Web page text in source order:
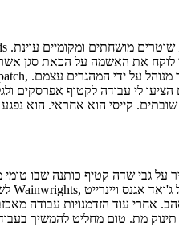
לוקח את האשמה על הכאת סגן
לי עבודה לקטוף אפרסקים
שובתים. קייסי הוא אחראי. הוא
אחרי עוד הזדמנויות עבודה
תינוק מת. טום מחליט להמשיך